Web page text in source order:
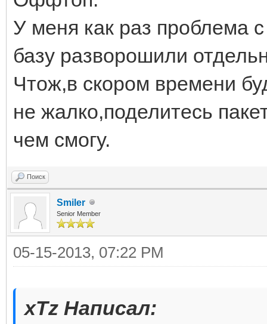
У меня как раз проблема
базу разворошили
Чтож,в скором времени
не жалко,поделитесь
чем смогу.
Поиск
Smiler
Senior Member
05-15-2013, 07:22 PM
xTz Написал: